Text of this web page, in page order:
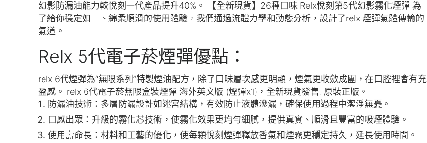
幻影防漏油能力較悅刻一代產品提升40%。 【全新現貨】26種口味 Relx悅刻第5代幻影霧化煙彈 為
了給你穩定如一、綿柔順滑的使用體驗，我們通過流體力學和動態分析，設計了relx 煙彈氣體傳輸的
氣道。
Relx 5代電子菸煙彈優點：
relx 6代煙彈為“無限系列”特製煙油配方，除了口味層次感更明顯，煙氣更收斂成團，在口腔裡會有充
盈感。 relx 6代電子菸無限盒裝煙彈 海外英文版 (煙彈x1)，全新現貨發售, 原裝正版。
防漏油技術：多層防漏設計如迷宮結構，有效防止液體滲漏，確保使用過程中潔淨無憂。
口感出眾：升級的霧化芯技術，使霧化效果更均勻細膩，提供真實、順滑且豐富的吸煙體驗。
使用壽命長：材料和工藝的優化，使每顆悅刻煙彈釋放香氣和煙霧更穩定持久，延長使用時間。